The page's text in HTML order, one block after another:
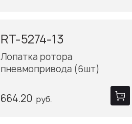
RT-5274-13
Лопатка ротора
пневмопривода (6шт)
664.20 руб.